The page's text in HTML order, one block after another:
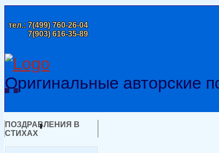
тел.:7(499) 760-26-04
7(903) 616-35-89
Оригинальные авторские
ПОЗДРАВЛЕНИЯ В
СТИХАХ